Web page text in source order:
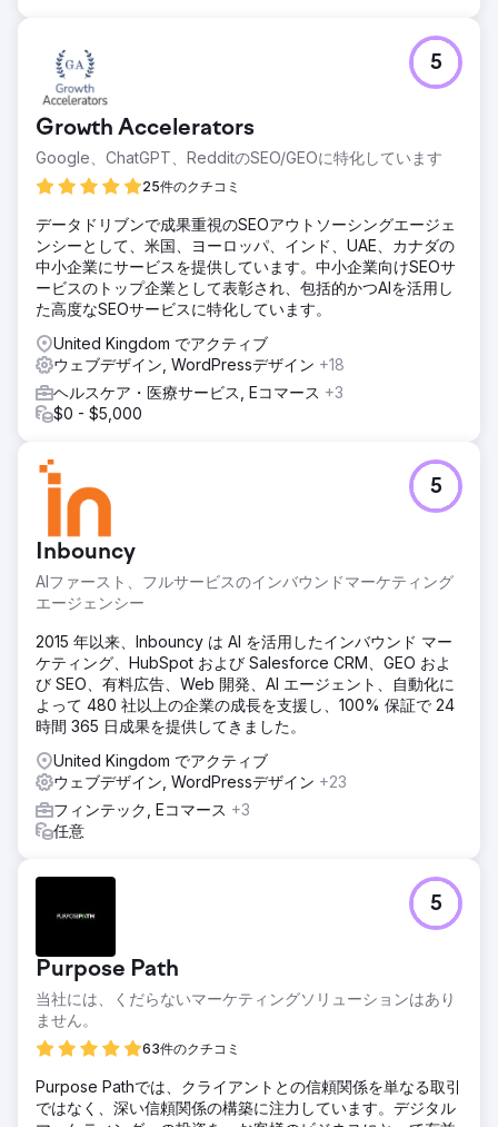
全体のパフォーマンスが強化されました。ユーザー体験を簡
素化し、サイトパフォーマンスを改善することで、スタンレ
ーはより効率的でコンバージョン重視のeコマース構造を実
現しました。
エージェンシーページに移動
Growth Accelerators
Google、ChatGPT、RedditのSEO/GEOに特化しています
25件のクチコミ
5
データドリブンで成果重視のSEOアウトソーシングエージェ
ンシーとして、米国、ヨーロッパ、インド、UAE、カナダの
中小企業にサービスを提供しています。中小企業向けSEOサ
ービスのトップ企業として表彰され、包括的かつAIを活用し
た高度なSEOサービスに特化しています。
United Kingdom でアクティブ
ウェブデザイン, WordPressデザイン +18
ヘルスケア・医療サービス, Eコマース +3
$0 - $5,000
Inbouncy
AIファースト、フルサービスのインバウンドマーケティング
エージェンシー
5
2015 年以来、Inbouncy は AI を活用したインバウンド マー
ケティング、HubSpot および Salesforce CRM、GEO およ
び SEO、有料広告、Web 開発、AI エージェント、自動化に
よって 480 社以上の企業の成長を支援し、100% 保証で 24
時間 365 日成果を提供してきました。
United Kingdom でアクティブ
ウェブデザイン, WordPressデザイン +23
フィンテック, Eコマース +3
任意
Purpose Path
当社には、くだらないマーケティングソリューションはあり
ません。
63件のクチコミ
5
Purpose Pathでは、クライアントとの信頼関係を単なる取引
ではなく、深い信頼関係の構築に注力しています。デジタル